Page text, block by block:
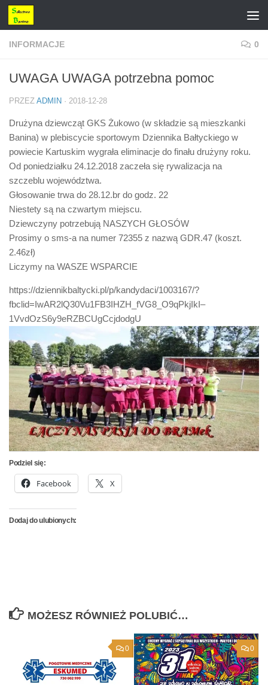
Przejdź do treści
INFORMACJE 0
UWAGA UWAGA potrzebna pomoc
PRZEZ ADMIN · 2018-12-28
Drużyna dziewcząt GKS Żukowo (w składzie są mieszkanki
Banina) w plebiscycie sportowym Dziennika Bałtyckiego w
powiecie Kartuskim wygrała eliminacje do finału drużyny roku.
Od poniedziałku 24.12.2018 zaczeła się rywalizacja na
szczeblu województwa.
Głosowanie trwa do 28.12.br do godz. 22
Niestety są na czwartym miejscu.
Dziewczyny potrzebują NASZYCH GŁOSÓW
Prosimy o sms-a na numer 72355 z nazwą GDR.47 (koszt.
2.46zł)
Liczymy na WASZE WSPARCIE
https://dziennikbaltycki.pl/p/kandydaci/1003167/?
fbclid=IwAR2lQ30Vu1FB3IHZH_fVG8_O9qPkjIkI–
1VvdOzS6y9eRZBCUgCcjdodgU
Podziel się:
Facebook X
Dodaj do ulubionych:
MOŻESZ RÓWNIEŻ POLUBIĆ…
0 0